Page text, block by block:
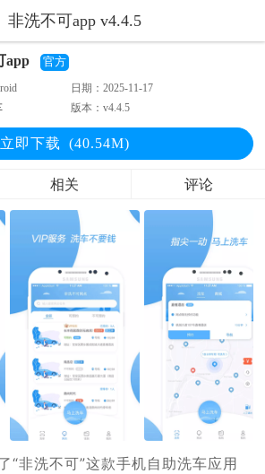
非洗不可app v4.4.5
app 官方
日期：2025-11-17
版本：v4.4.5
立即下载 (40.54M)
相关 评论
“非洗不可”这款手机自助洗车应用